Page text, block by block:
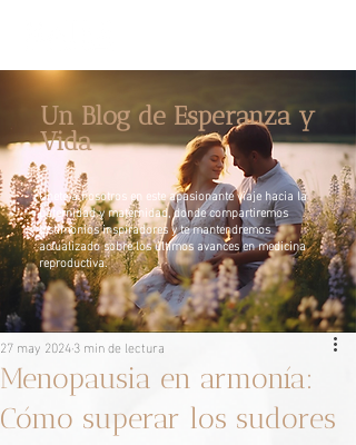
Un Blog de Esperanza y
Vida
Únete a nosotros en este apasionante viaje hacia la
paternidad y maternidad, donde compartiremos
testimonios inspiradores y te mantendremos
actualizado sobre los últimos avances en medicina
reproductiva.
Menopausia en armonía:
Cómo superar los sudores
27 may 20243 min de lectura